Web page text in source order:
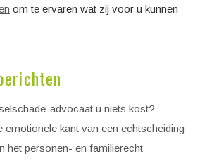
om te ervaren wat zij voor u kunnen
advocaat u niets kost?
emotionele kant van een echtscheiding
het personen- en familierecht